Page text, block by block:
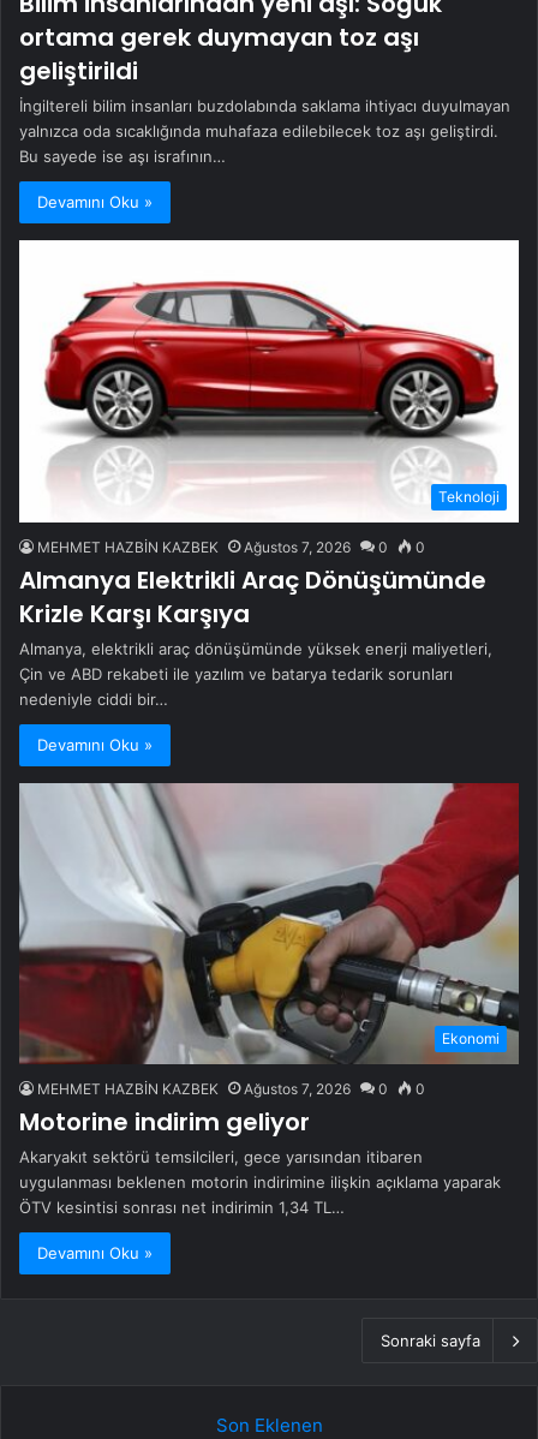
ortama gerek duymayan toz aşı
geliştirildi
İngiltereli bilim insanları buzdolabında saklama ihtiyacı duyulmayan
yalnızca oda sıcaklığında muhafaza edilebilecek toz aşı geliştirdi.
Bu sayede ise aşı israfının…
Devamını Oku »
Teknoloji
MEHMET HAZBİN KAZBEK Ağustos 7, 2026 0 0
Almanya Elektrikli Araç Dönüşümünde
Krizle Karşı Karşıya
Almanya, elektrikli araç dönüşümünde yüksek enerji maliyetleri,
Çin ve ABD rekabeti ile yazılım ve batarya tedarik sorunları
nedeniyle ciddi bir…
Devamını Oku »
Ekonomi
MEHMET HAZBİN KAZBEK Ağustos 7, 2026 0 0
Motorine indirim geliyor
Akaryakıt sektörü temsilcileri, gece yarısından itibaren
uygulanması beklenen motorin indirimine ilişkin açıklama yaparak
ÖTV kesintisi sonrası net indirimin 1,34 TL…
Devamını Oku »
Sonraki sayfa
Son Eklenen